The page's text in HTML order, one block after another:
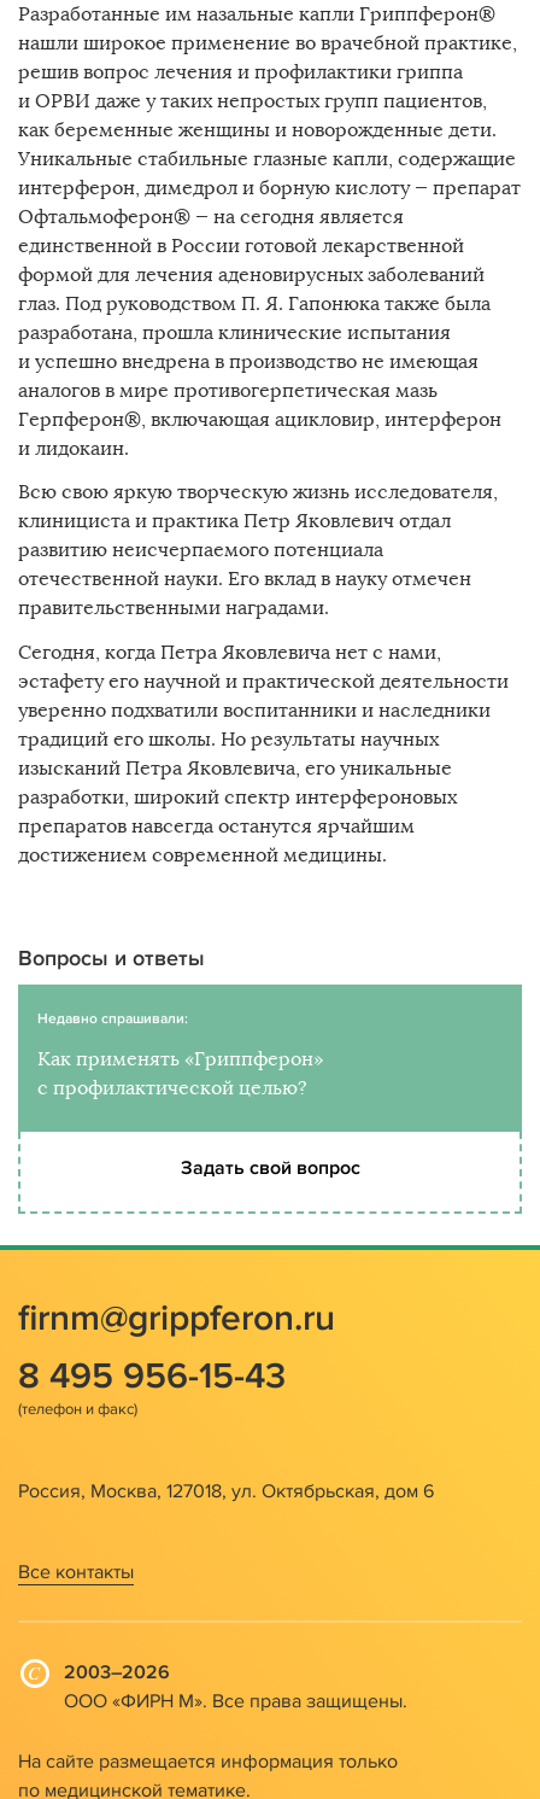
Разработанные им назальные капли Гриппферон®
нашли широкое применение во врачебной практике,
решив вопрос лечения и профилактики гриппа
и ОРВИ даже у таких непростых групп пациентов,
как беременные женщины и новорожденные дети.
Уникальные стабильные глазные капли, содержащие
интерферон, димедрол и борную кислоту — препарат
Офтальмоферон® — на сегодня является
единственной в России готовой лекарственной
формой для лечения аденовирусных заболеваний
глаз. Под руководством П. Я. Гапонюка также была
разработана, прошла клинические испытания
и успешно внедрена в производство не имеющая
аналогов в мире противогерпетическая мазь
Герпферон®, включающая ацикловир, интерферон
и лидокаин.
Всю свою яркую творческую жизнь исследователя,
клинициста и практика Петр Яковлевич отдал
развитию неисчерпаемого потенциала
отечественной науки. Его вклад в науку отмечен
правительственными наградами.
Сегодня, когда Петра Яковлевича нет с нами,
эстафету его научной и практической деятельности
уверенно подхватили воспитанники и наследники
традиций его школы. Но результаты научных
изысканий Петра Яковлевича, его уникальные
разработки, широкий спектр интерфероновых
препаратов навсегда останутся ярчайшим
достижением современной медицины.
Вопросы и ответы
Недавно спрашивали:
Как применять «Гриппферон»
с профилактической целью?
Задать свой вопрос
firnm@grippferon.ru
8 495 956-15-43
Россия, Москва, 127018, ул. Октябрьская, дом 6
Все контакты
2003–2026
ООО «ФИРН М». Все права защищены.
На сайте размещается информация только
по медицинской тематике.